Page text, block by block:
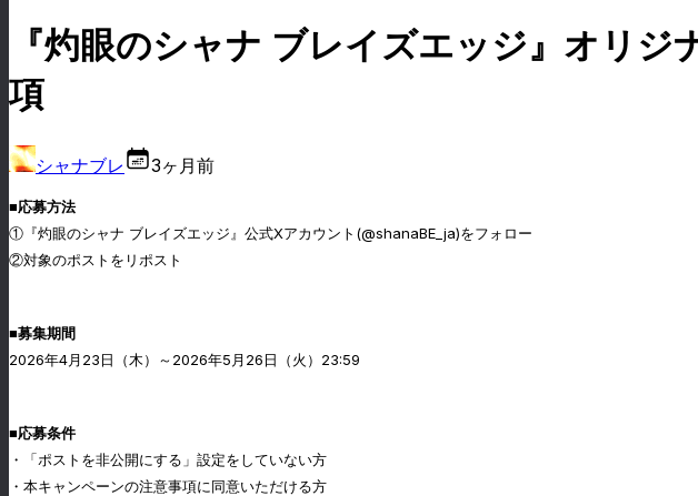
『灼眼のシャナ ブレイズエッジ』オリ
項
シャナブレ 3ヶ月前
■応募方法
①『灼眼のシャナ ブレイズエッジ』公式Xアカウント(@shanaBE_ja)をフォロー
②対象のポストをリポスト
■募集期間
2026年4月23日（木）～2026年5月26日（火）23:59
■応募条件
・「ポストを非公開にする」設定をしていない方
・本キャンペーンの注意事項に同意いただける方